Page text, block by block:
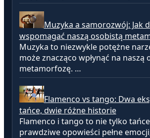
Muzyka a samorozwój: Jak
wspomagać naszą osobistą
Muzyka to niezwykle potężne
może znacząco wpłynąć na naszą
metamorfozę. …
Flamenco vs tango: Dwa
tańce, dwie różne historie
Flamenco i tango to nie tylko
prawdziwe opowieści pełne